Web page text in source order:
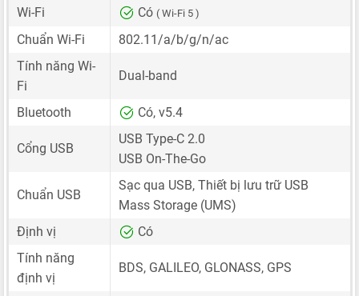
Wi-Fi
Có ( Wi-Fi 5 )
Chuẩn Wi-Fi
802.11/a/b/g/n/ac
Tính năng Wi-
Fi
Dual-band
Bluetooth Có, v5.4
Cổng USB
USB Type-C 2.0
USB On-The-Go
Chuẩn USB
Sạc qua USB, Thiết bị lưu trữ USB
Mass Storage (UMS)
Định vị
Có
Tính năng
định vị
BDS, GALILEO, GLONASS, GPS